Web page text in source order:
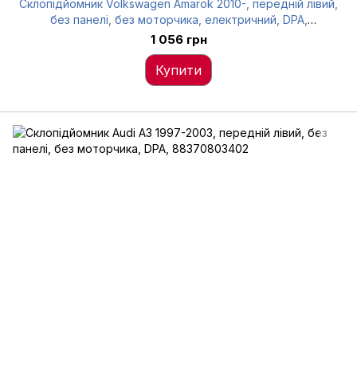
Склопідйомник Volkswagen Amarok 2010-, передній лівий,
без панелі, без моторчика, електричний, DPA,
88371794802
1 056 грн
Купити